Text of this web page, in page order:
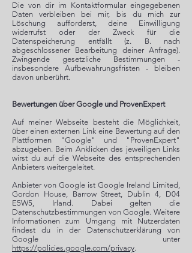
Die von dir im Kontaktformular eingegebenen
Daten verbleiben bei mir, bis du mich zur
Löschung aufforderst, deine Einwilligung
widerrufst oder der Zweck für die
Datenspeicherung entfällt (z. B. nach
abgeschlossener Bearbeitung deiner Anfrage).
Zwingende gesetzliche Bestimmungen -
insbesondere Aufbewahrungsfristen - bleiben
davon unberührt.
Bewertungen über Google und ProvenExpert
Auf meiner Webseite besteht die Möglichkeit,
über einen externen Link eine Bewertung auf den
Plattformen "Google" und "ProvenExpert"
abzugeben. Beim Anklicken des jeweiligen Links
wirst du auf die Webseite des entsprechenden
Anbieters weitergeleitet.
Anbieter von Google ist Google Ireland Limited,
Gordon House, Barrow Street, Dublin 4, D04
E5W5, Irland. Dabei gelten die
Datenschutzbestimmungen von Google. Weitere
Informationen zum Umgang mit Nutzerdaten
findest du in der Datenschutzerklärung von
Google unter
https://policies.google.com/privacy.